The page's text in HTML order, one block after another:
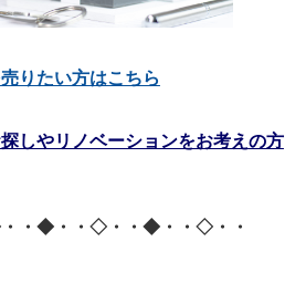
りたい方はこちら
しやリノベーションをお考えの方
・◆・・◇・・◆・・◇・・